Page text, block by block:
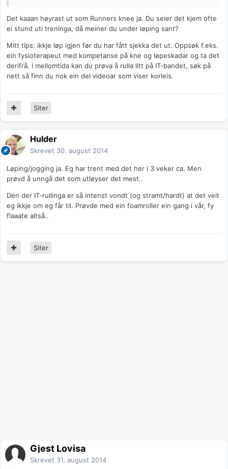
Det kaaan høyrast ut som Runners knee ja. Du seier det kjem ofte
ei stund uti treninga, då meiner du under løping sant?
Mitt tips: ikkje løp igjen før du har fått sjekka det ut. Oppsøk f.eks.
ein fysioterapeut med kompetanse på kne og løpeskadar og ta det
derifrå. I mellomtida kan du prøva å rulla litt på IT-bandet, søk på
nett så finn du nok ein del videoar som viser korleis.
Siter
Hulder
Skrevet 30. august 2014
Løping/jogging ja. Eg har trent med det her i 3 veker ca. Men
prøvd å unngå det som utløyser det mest..
Den der IT-rullinga er så intenst vondt (og stramt/hardt) at det veit
eg ikkje om eg får til. Prøvde med ein foamroller ein gang i vår, fy
flaaate altså..
Siter
Gjest Lovisa
Skrevet 31. august 2014